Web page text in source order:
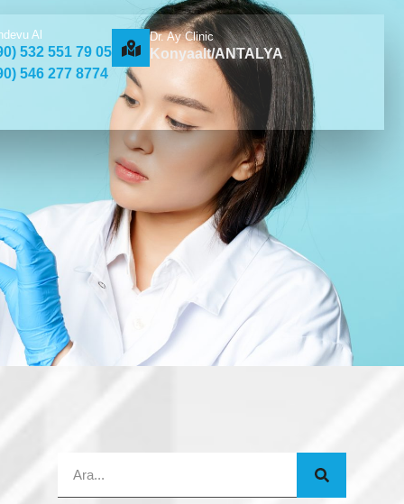
Al
532 551 79 05
546 277 8774
Dr. Ay Clinic
Konyaalt/ANTALYA